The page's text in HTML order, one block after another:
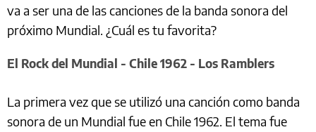
va a ser una de las canciones de la banda sonora del
próximo Mundial. ¿Cuál es tu favorita?
El Rock del Mundial - Chile 1962 - Los Ramblers
La primera vez que se utilizó una canción como banda
sonora de un Mundial fue en Chile 1962. El tema fue